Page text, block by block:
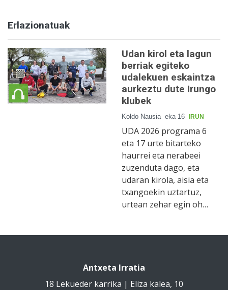
Erlazionatuak
Udan kirol eta lagun
berriak egiteko
udalekuen eskaintza
aurkeztu dute Irungo
klubek
Koldo Nausia eka 16 IRUN
UDA 2026 programa 6
eta 17 urte bitarteko
haurrei eta nerabeei
zuzenduta dago, eta
udaran kirola, aisia eta
txangoekin uztartuz,
urtean zehar egin oh…
Antxeta Irratia
18 Lekueder karrika | Eliza kalea, 10